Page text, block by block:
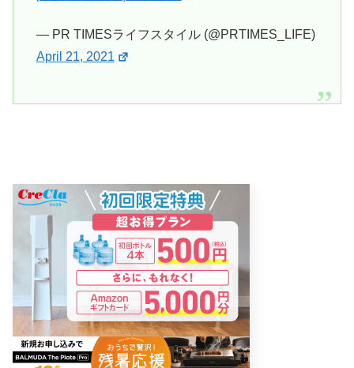
— PR TIMESライフスタイル (@PRTIMES_LIFE)
April 21, 2021